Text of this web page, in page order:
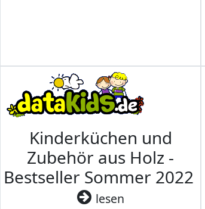
Kinderküchen und
Zubehör aus Holz -
Bestseller Sommer 2022
lesen